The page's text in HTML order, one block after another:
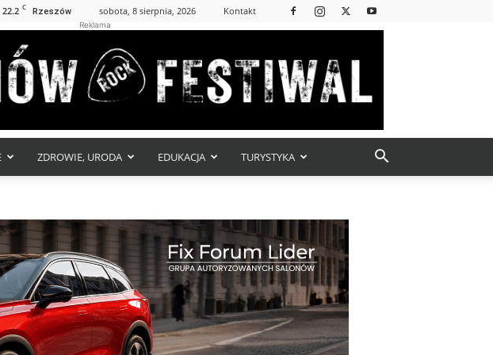
22.2 C Rzeszów sobota, 8 sierpnia, 2026 Kontakt
Reklama
ZDROWIE, URODA EDUKACJA TURYSTYKA